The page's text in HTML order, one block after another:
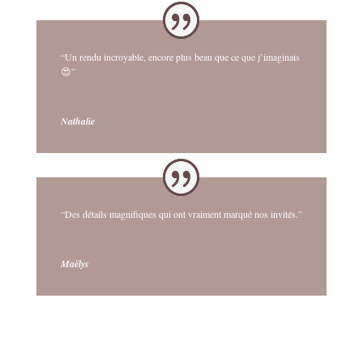
“Un rendu incroyable, encore plus beau que ce que j’imaginais
😍”
Nathalie
“Des détails magnifiques qui ont vraiment marqué nos invités.”
Maëlys